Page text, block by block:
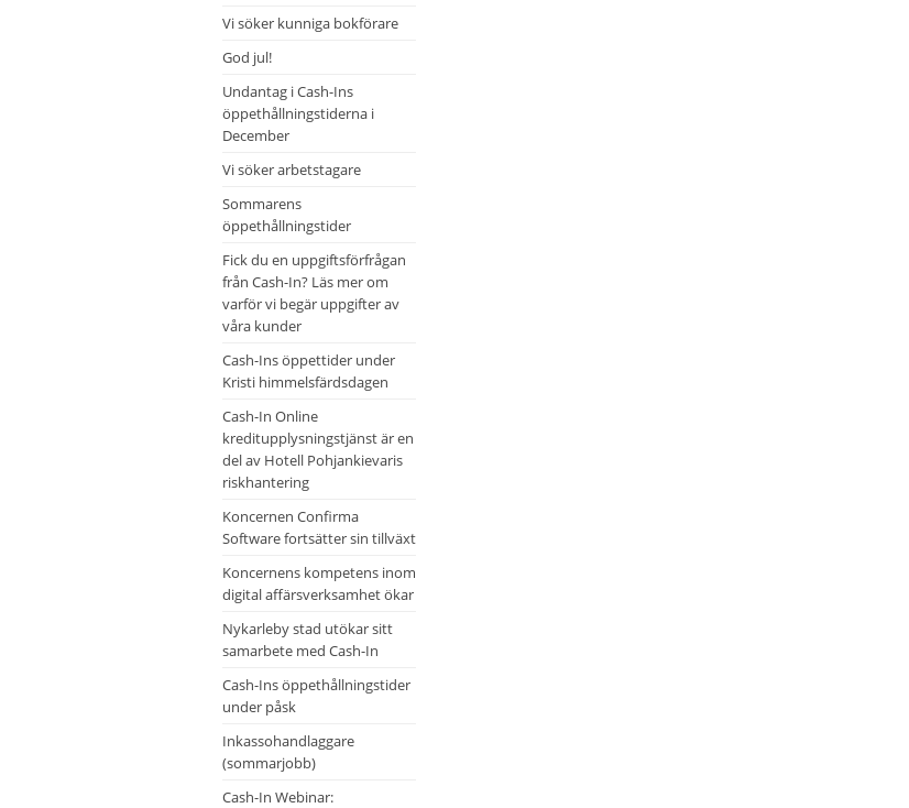
Vi söker kunniga bokförare
God jul!
Undantag i Cash-Ins
öppethållningstiderna i
December
Vi söker arbetstagare
Sommarens
öppethållningstider
Fick du en uppgiftsförfrågan
från Cash-In? Läs mer om
varför vi begär uppgifter av
våra kunder
Cash-Ins öppettider under
Kristi himmelsfärdsdagen
Cash-In Online
kreditupplysningstjänst är en
del av Hotell Pohjankievaris
riskhantering
Koncernen Confirma
Software fortsätter sin tillväxt
Koncernens kompetens inom
digital affärsverksamhet ökar
Nykarleby stad utökar sitt
samarbete med Cash-In
Cash-Ins öppethållningstider
under påsk
Inkassohandlaggare
(sommarjobb)
Cash-In Webinar: